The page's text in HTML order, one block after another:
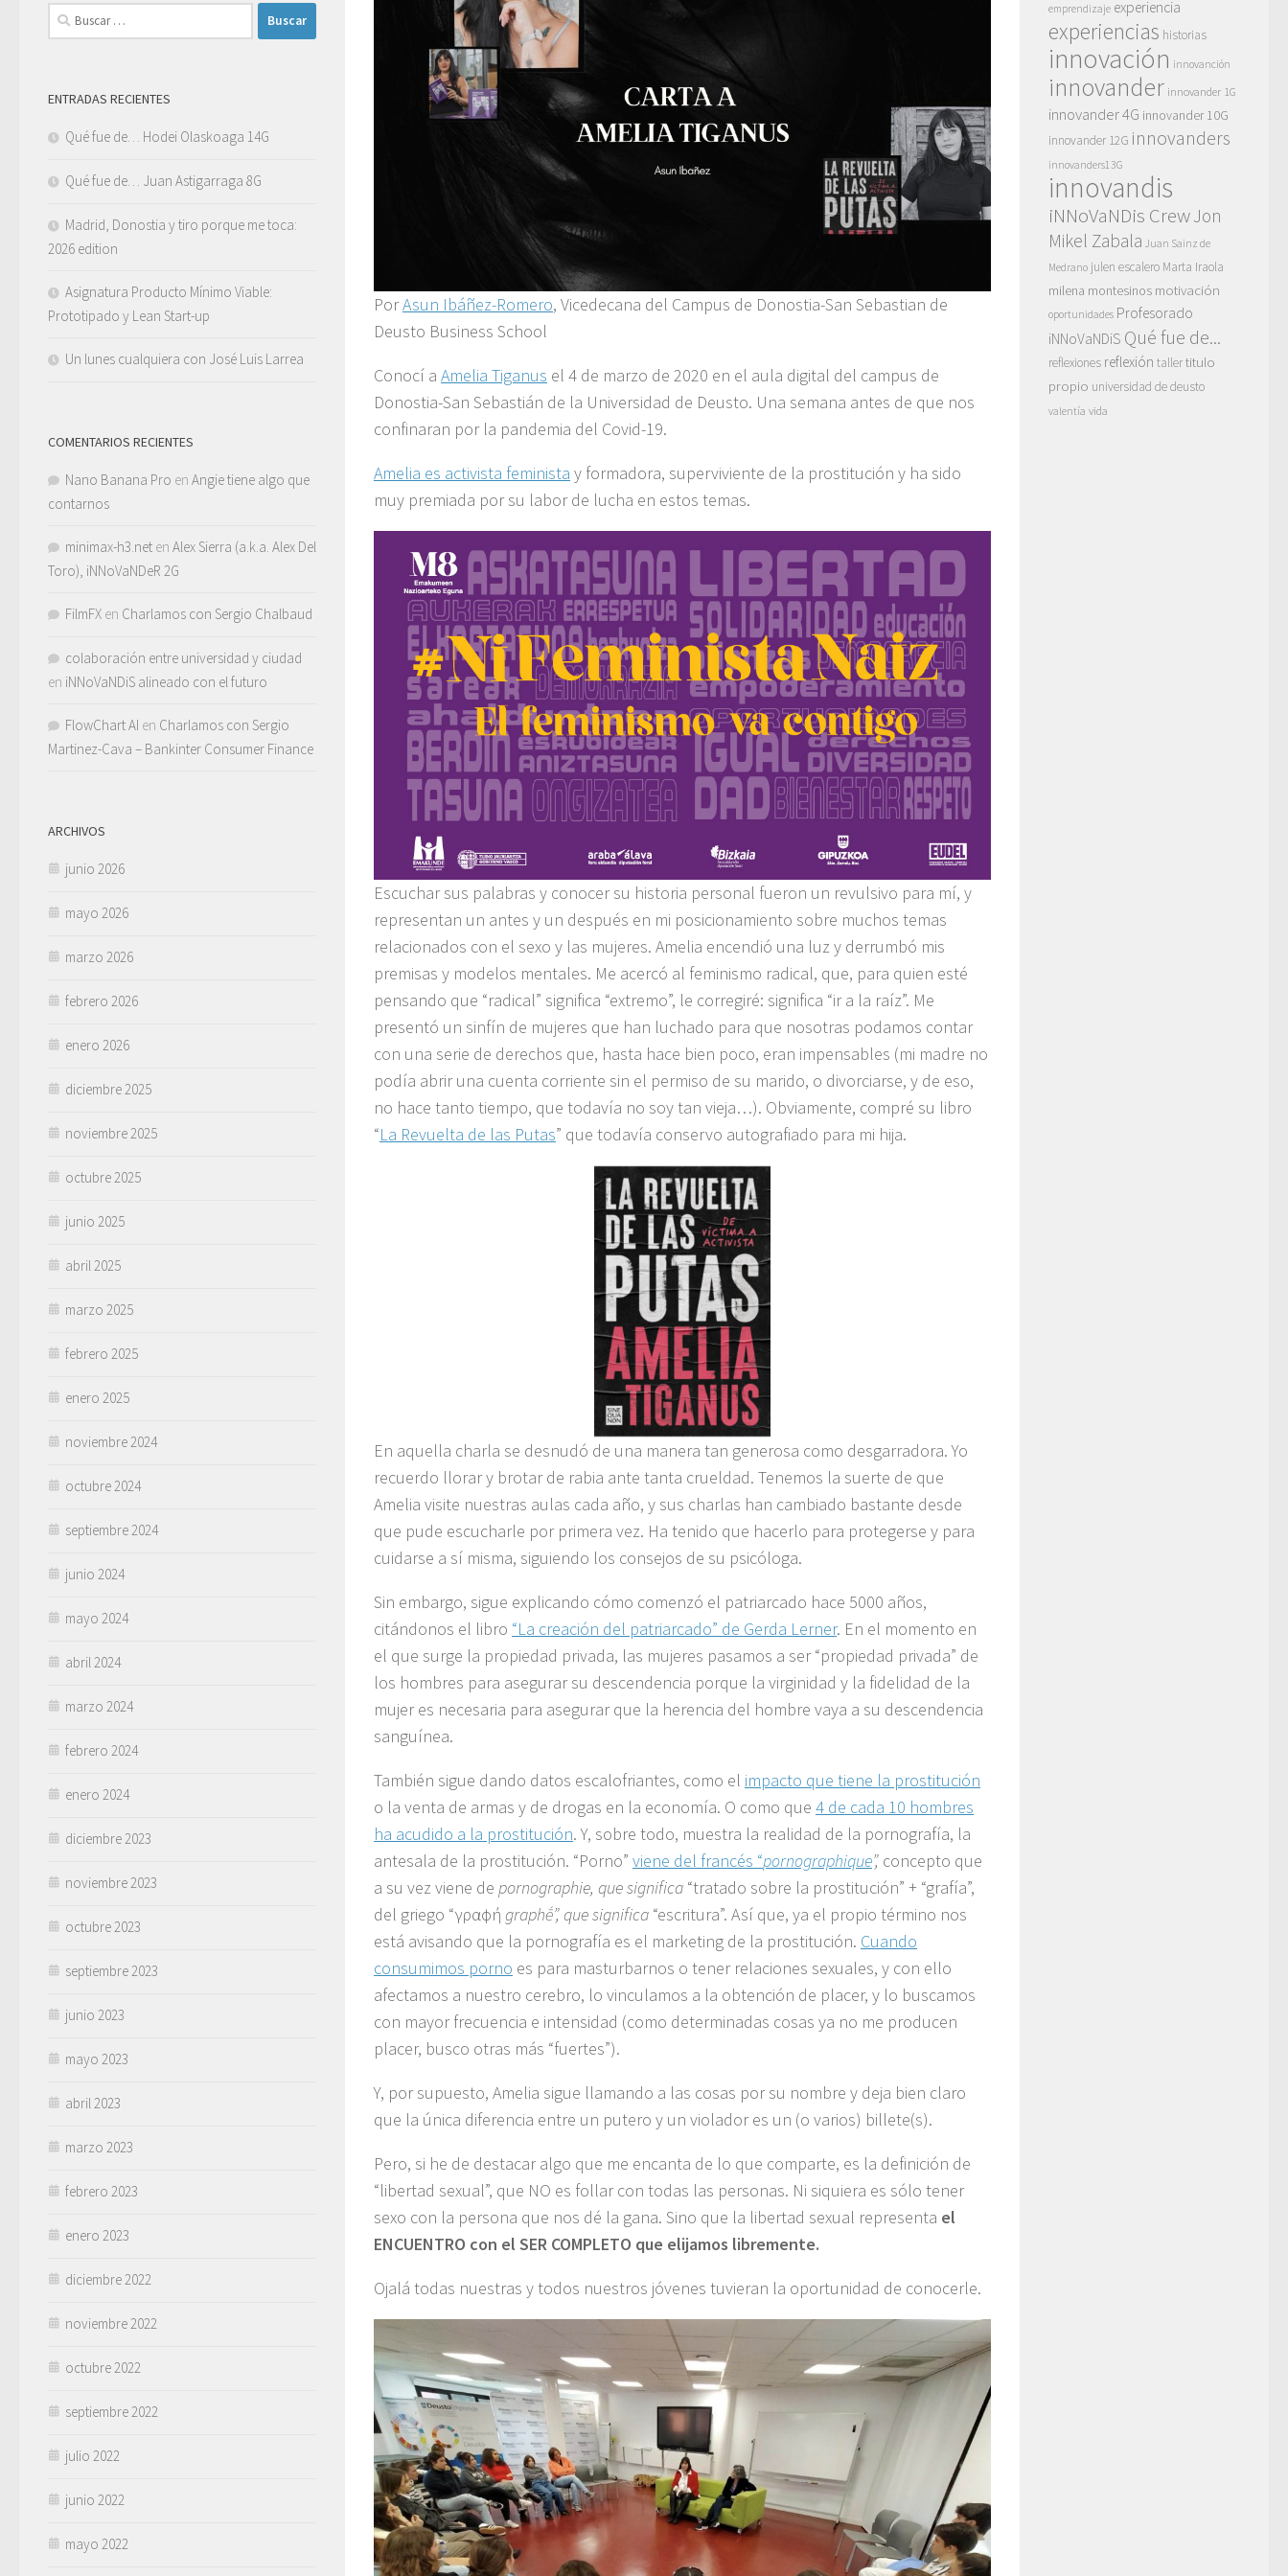
PorAsun Ibáñez-Romero, Vicedecana del Campus de Donostia-San Sebastian de
Deusto Business School
Conocí a Amelia Tiganus el 4 de marzo de 2020 en el aula digital del campus de
Donostia-San Sebastián de la Universidad de Deusto. Una semana antes de que nos
confinaran por la pandemia del Covid-19.
Amelia es activista feminista y formadora, superviviente de la prostitución y ha sido
muy premiada por su labor de lucha en estos temas.
Escuchar sus palabras y conocer su historia personal fueron un revulsivo para mí, y
representan un antes y un después en mi posicionamiento sobre muchos temas
relacionados con el sexo y las mujeres. Amelia encendió una luz y derrumbó mis
premisas y modelos mentales. Me acercó al feminismo radical, que, para quien esté
pensando que “radical” significa “extremo”, le corregiré: significa “ir a la raíz”. Me
presentó un sinfín de mujeres que han luchado para que nosotras podamos contar
con una serie de derechos que, hasta hace bien poco, eran impensables (mi madre no
podía abrir una cuenta corriente sin el permiso de su marido, o divorciarse, y de eso,
no hace tanto tiempo, que todavía no soy tan vieja…). Obviamente, compré su libro
“La Revuelta de las Putas” que todavía conservo autografiado para mi hija.
En aquella charla se desnudó de una manera tan generosa como desgarradora. Yo
recuerdo llorar y brotar de rabia ante tanta crueldad. Tenemos la suerte de que
Amelia visite nuestras aulas cada año, y sus charlas han cambiado bastante desde
que pude escucharle por primera vez. Ha tenido que hacerlo para protegerse y para
cuidarse a sí misma, siguiendo los consejos de su psicóloga.
Sin embargo, sigue explicando cómo comenzó el patriarcado hace 5000 años,
citándonos el libro “La creación del patriarcado” de Gerda Lerner. En el momento en
el que surge la propiedad privada, las mujeres pasamos a ser “propiedad privada” de
los hombres para asegurar su descendencia porque la virginidad y la fidelidad de la
mujer es necesaria para asegurar que la herencia del hombre vaya a su descendencia
sanguínea.
También sigue dando datos escalofriantes, como el impacto que tiene la prostitución
o la venta de armas y de drogas en la economía. O como que 4 de cada 10 hombres
ha acudido a la prostitución. Y, sobre todo, muestra la realidad de la pornografía, la
antesala de la prostitución. “Porno” viene del francés “pornographique”, concepto que
a su vez viene de pornographie, que significa “tratado sobre la prostitución” + “grafía”,
del griego “γραφή graphḗ”, que significa “escritura”. Así que, ya el propio término nos
está avisando que la pornografía es el marketing de la prostitución. Cuando
consumimos porno es para masturbarnos o tener relaciones sexuales, y con ello
afectamos a nuestro cerebro, lo vinculamos a la obtención de placer, y lo buscamos
con mayor frecuencia e intensidad (como determinadas cosas ya no me producen
placer, busco otras más “fuertes”).
Y, por supuesto, Amelia sigue llamando a las cosas por su nombre y deja bien claro
que la única diferencia entre un putero y un violador es un (o varios) billete(s).
Pero, si he de destacar algo que me encanta de lo que comparte, es la definición de
“libertad sexual”, que NO es follar con todas las personas. Ni siquiera es sólo tener
sexo con la persona que nos dé la gana. Sino que la libertad sexual representa el
ENCUENTRO con el SER COMPLETO que elijamos libremente.
Ojalá todas nuestras y todos nuestros jóvenes tuvieran la oportunidad de conocerle.
Buscar:
ENTRADAS RECIENTES
Qué fue de… Hodei Olaskoaga 14G
Qué fue de… Juan Astigarraga 8G
Madrid, Donostia y tiro porque me toca:
2026 edition
Asignatura Producto Mínimo Viable:
Prototipado y Lean Start-up
Un lunes cualquiera con José Luis Larrea
COMENTARIOS RECIENTES
Nano Banana Pro en Angie tiene algo que
contarnos
minimax-h3.net en Alex Sierra (a.k.a. Alex Del
Toro), iNNoVaNDeR 2G
FilmFX en Charlamos con Sergio Chalbaud
colaboración entre universidad y ciudad
en iNNoVaNDiS alineado con el futuro
FlowChart AI en Charlamos con Sergio
Martinez-Cava – Bankinter Consumer Finance
ARCHIVOS
junio 2026
mayo 2026
marzo 2026
febrero 2026
enero 2026
diciembre 2025
noviembre 2025
octubre 2025
junio 2025
abril 2025
marzo 2025
febrero 2025
enero 2025
noviembre 2024
octubre 2024
septiembre 2024
junio 2024
mayo 2024
abril 2024
marzo 2024
febrero 2024
enero 2024
diciembre 2023
noviembre 2023
octubre 2023
septiembre 2023
junio 2023
mayo 2023
abril 2023
marzo 2023
febrero 2023
enero 2023
diciembre 2022
noviembre 2022
octubre 2022
septiembre 2022
julio 2022
junio 2022
mayo 2022
emprendizaje experiencia
experiencias historias
innovación innovanción
innovander innovander 1G
innovander 4G innovander 10G
innovander 12G innovanders
innovanders13G
innovandis
iNNoVaNDis CrewJon
Mikel Zabala Juan Sainz de
Medrano julen escalero Marta Iraola
milena montesinos motivación
oportunidades Profesorado
iNNoVaNDiS Qué fue de...
reflexiones reflexión tallertitulo
propio universidad de deusto
valentía vida